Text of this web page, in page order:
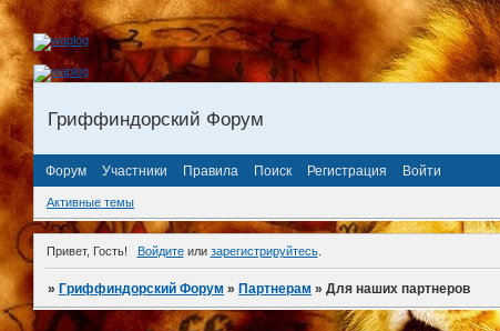
Гриффиндорский Форум
Форум Участники Правила Поиск Регистрация Войти
Активные темы
Привет, Гость! Войдитеили зарегистрируйтесь.
»Гриффиндорский Форум »Партнерам »Для наших партнеров